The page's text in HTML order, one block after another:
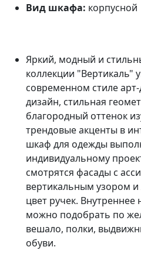
Вид шкафа: корпусной
Яркий, модный и
коллекции "Вертикаль"
современном стиле
дизайн, стильная
благородный оттенок
трендовые акценты в
шкаф для одежды
индивидуальному
смотрятся фасады с
вертикальным узором
цвет ручек.
можно подобрать по
вешало, полки,
обуви.